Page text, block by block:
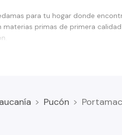
para tu hogar donde
primas de primera calidad
Pucón